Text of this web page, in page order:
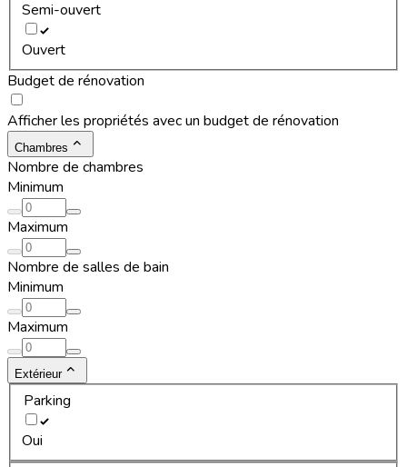
Semi-ouvert
Ouvert
Budget de rénovation
Afficher les propriétés avec un budget de rénovation
Chambres
Nombre de chambres
Minimum
Maximum
Nombre de salles de bain
Minimum
Maximum
Extérieur
Parking
Oui